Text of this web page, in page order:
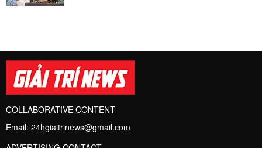
COLLABORATIVE CONTENT
Email: 24hgiaitrinews@gmail.com